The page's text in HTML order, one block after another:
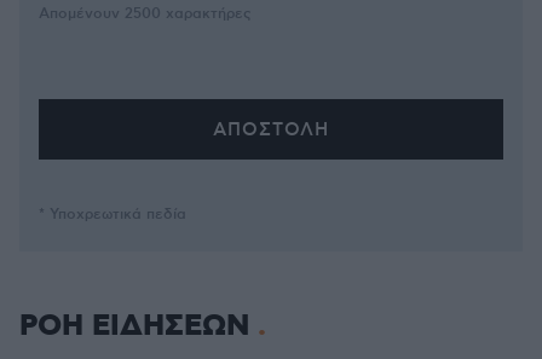
Απομένουν 2500 χαρακτήρες
* Υποχρεωτικά πεδία
ΡΟΗ ΕΙΔΗΣΕΩΝ